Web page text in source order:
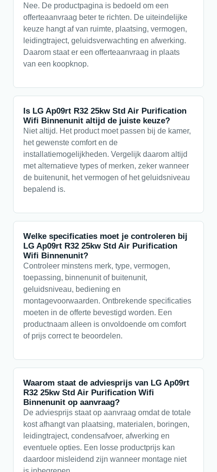
Nee. De productpagina is bedoeld om een
offerteaanvraag beter te richten. De uiteindelijke
keuze hangt af van ruimte, plaatsing, vermogen,
leidingtraject, geluidsverwachting en afwerking.
Daarom staat er een offerteaanvraag in plaats
van een koopknop.
Is LG Ap09rt R32 25kw Std Air Purification
Wifi Binnenunit altijd de juiste keuze?
Niet altijd. Het product moet passen bij de kamer,
het gewenste comfort en de
installatiemogelijkheden. Vergelijk daarom altijd
met alternatieve types of merken, zeker wanneer
de buitenunit, het vermogen of het geluidsniveau
bepalend is.
Welke specificaties moet je controleren bij
LG Ap09rt R32 25kw Std Air Purification
Wifi Binnenunit?
Controleer minstens merk, type, vermogen,
toepassing, binnenunit of buitenunit,
geluidsniveau, bediening en
montagevoorwaarden. Ontbrekende specificaties
moeten in de offerte bevestigd worden. Een
productnaam alleen is onvoldoende om comfort
of prijs correct te beoordelen.
Waarom staat de adviesprijs van LG Ap09rt
R32 25kw Std Air Purification Wifi
Binnenunit op aanvraag?
De adviesprijs staat op aanvraag omdat de totale
kost afhangt van plaatsing, materialen, boringen,
leidingtraject, condensafvoer, afwerking en
eventuele opties. Een losse productprijs kan
daardoor misleidend zijn wanneer montage niet